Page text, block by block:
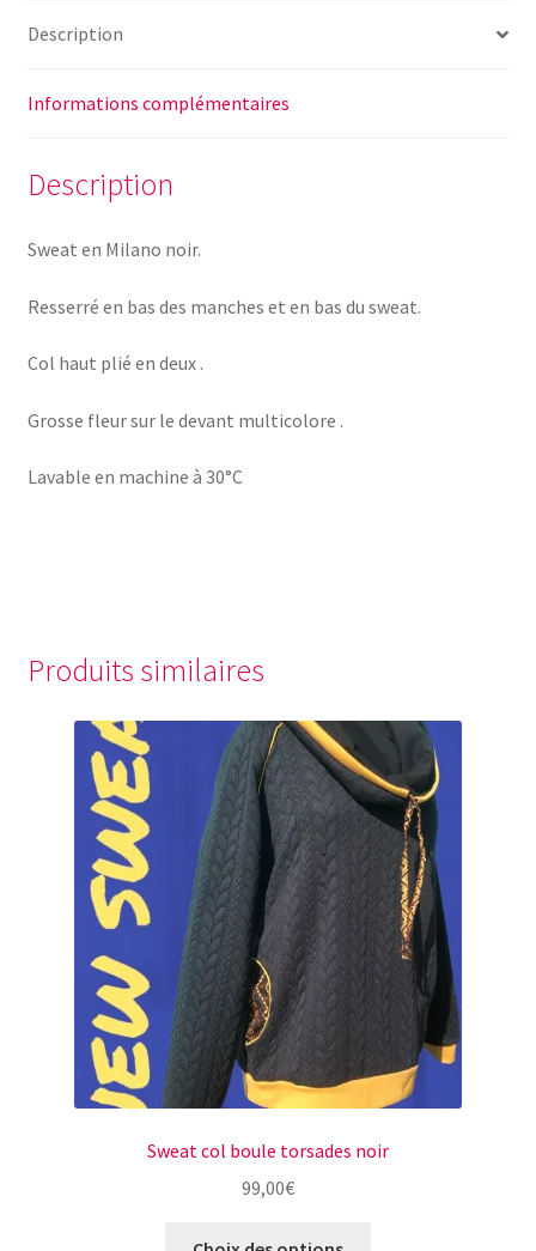
Description
Informations complémentaires
Description
Sweat en Milano noir.
Resserré en bas des manches et en bas du sweat.
Col haut plié en deux .
Grosse fleur sur le devant multicolore .
Lavable en machine à 30°C
Produits similaires
Sweat col boule torsades noir
99,00€